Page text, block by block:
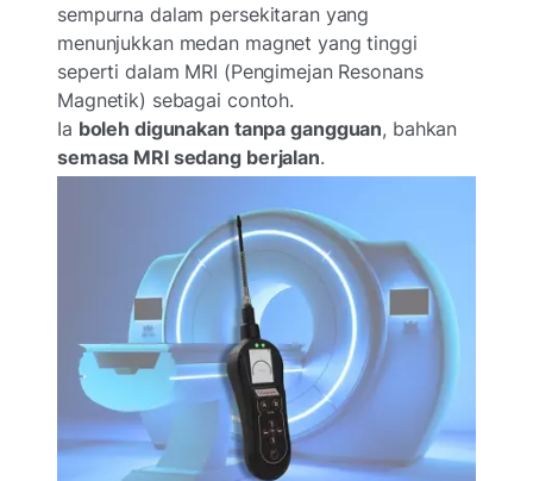
sempurna dalam persekitaran yang
menunjukkan medan magnet yang tinggi
seperti dalam MRI (Pengimejan Resonans
Magnetik) sebagai contoh.
Ia boleh digunakan tanpa gangguan, bahkan
semasa MRI sedang berjalan.